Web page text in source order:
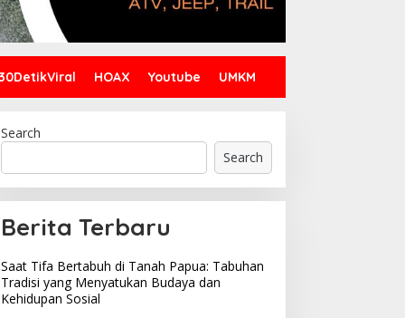
30DetikViral HOAX Youtube UMKM
Search
Search
Berita Terbaru
Saat Tifa Bertabuh di Tanah Papua: Tabuhan
Tradisi yang Menyatukan Budaya dan
Kehidupan Sosial